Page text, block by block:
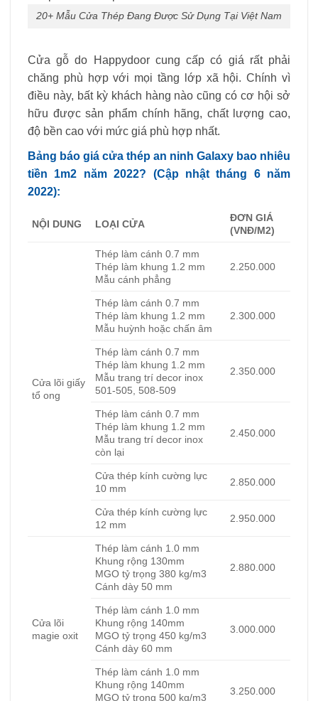
20+ Mẫu Cửa Thép Đang Được Sử Dụng Tại Việt Nam
Cửa gỗ do Happydoor cung cấp có giá rất phải
chăng phù hợp với mọi tầng lớp xã hội. Chính vì
điều này, bất kỳ khách hàng nào cũng có cơ hội sở
hữu được sản phẩm chính hãng, chất lượng cao,
độ bền cao với mức giá phù hợp nhất.
Bảng báo giá cửa thép an ninh Galaxy bao nhiêu
tiền 1m2 năm 2022? (Cập nhật tháng 6 năm
2022):
NỘI DUNG LOẠI CỬA
ĐƠN GIÁ
(VNĐ/M2)
Cửa lõi giấy
tổ ong
Thép làm cánh 0.7 mm
Thép làm khung 1.2 mm
Mẫu cánh phẳng
2.250.000
Thép làm cánh 0.7 mm
Thép làm khung 1.2 mm
Mẫu huỳnh hoặc chấn âm
2.300.000
Thép làm cánh 0.7 mm
Thép làm khung 1.2 mm
Mẫu trang trí decor inox
501-505, 508-509
2.350.000
Thép làm cánh 0.7 mm
Thép làm khung 1.2 mm
Mẫu trang trí decor inox
còn lại
2.450.000
Cửa thép kính cường lực
10 mm
2.850.000
Cửa thép kính cường lực
12 mm
2.950.000
Cửa lõi
magie oxit
Thép làm cánh 1.0 mm
Khung rộng 130mm
MGO tỷ trọng 380 kg/m3
Cánh dày 50 mm
2.880.000
Thép làm cánh 1.0 mm
Khung rộng 140mm
MGO tỷ trọng 450 kg/m3
Cánh dày 60 mm
3.000.000
Thép làm cánh 1.0 mm
Khung rộng 140mm
MGO tỷ trọng 500 kg/m3
3.250.000